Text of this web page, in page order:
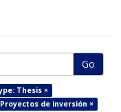
Go
Thesis ×
de inversión ×